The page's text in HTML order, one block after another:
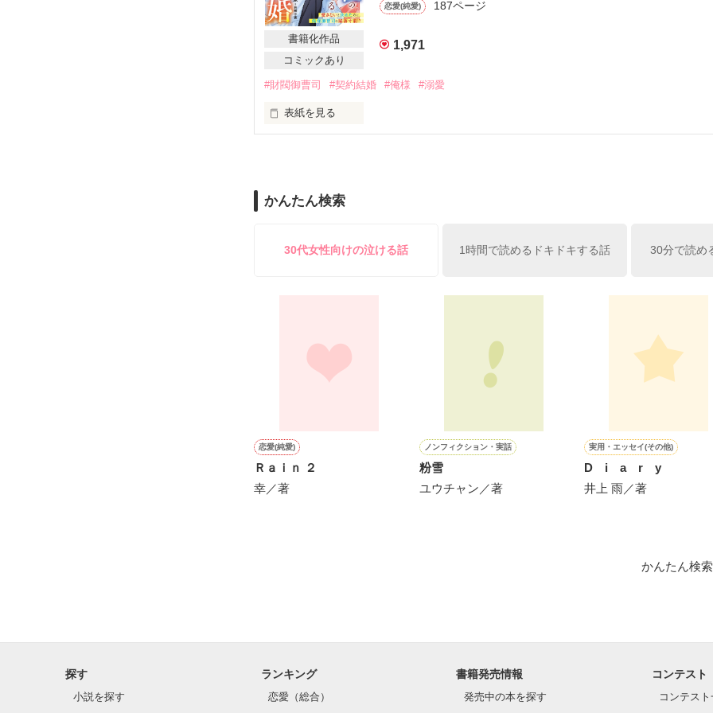
Story3　恋する政略結婚　（蜜月身ごもり婚）
Story4    俺の全部でキミを奪う（捨てられママのはずが、御曹司の溺愛包囲網で娶られ
Story5　一夜からはじまる偽り婚　～クールな御曹司は溺愛して離さない～
作品を読む
佐渡悠希（SAWATARI　HARUKI ）　３２歳
SWATARI法律事務所　エリート弁護士
両親が他界　祖父の元に政略結婚の駒として引き取られる
2025.3. 申し訳ありません。三月末で一度、一章までの公開にさせていただきます。
書籍化作品
コミックあり
恋愛(純愛) 187ページ
1,971
#財閥御曹司 #契約結婚 #俺様 #溺愛
表紙を見る
自信満々の俺様男。
俺様ドクター柾樹が持ちかける怪しい仕事を引き受けることに。その内容はなんと！
『俺の妻になれ。ついでに跡継ぎも産んでくれるとありがたいな』
一途すぎる俺様ドクターと、ベタ甘契約婚いたします⁉
作品を読む
かんたん検索
30代女性向けの泣ける話 1時間で読めるドキドキする話 30分で読め
恋愛(純愛)
Ｒａｉｎ ２
幸／著
ノンフィクション・実話
粉雪
ユウチャン／著
実用・エッセイ(その他)
D i a r y
井上 雨／著
かんたん検
探す
小説を探す
ランキング
恋愛（総合）
書籍発売情報
発売中の本を探す
コンテスト
コンテスト